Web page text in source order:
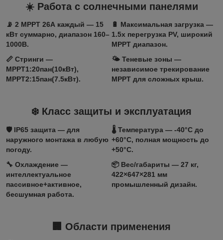
☀️ Работа с солнечными панелями
📡 2 MPPT 26А каждый — 15
кВт суммарно, диапазон 160–
1000В.
🔋 Максимальная загрузка —
1.5x перегрузка PV, широкий
MPPT диапазон.
📏 Стринги —
MPPT1:20пан(10кВт),
MPPT2:15пан(7.5кВт).
🌤️ Теневые зоны —
независимое трекирование
MPPT для сложных крыш.
❄️ Класс защиты и эксплуатация
🛡️ IP65 защита — для
наружного монтажа в любую
погоду.
🌡️Температура — -40°C до
+60°C, полная мощность до
+50°C.
🔧 Охлаждение —
интеллектуальное
пассивное+активное,
бесшумная работа.
📦 Вес/габариты — 27 кг,
422×647×281 мм
промышленный дизайн.
🏢 Области применения